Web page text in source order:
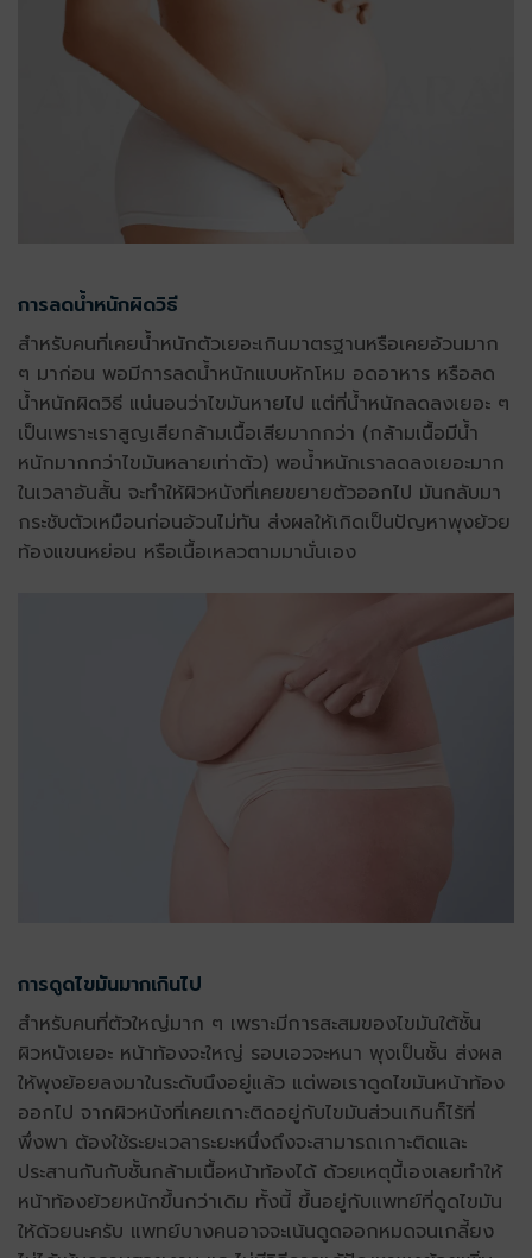
การลดน้ำหนักผิดวิธี
สำหรับคนที่เคยน้ำหนักตัวเยอะเกินมาตรฐานหรือเคยอ้วนมาก
ๆ มาก่อน พอมีการลดน้ำหนักแบบหักโหม อดอาหาร หรือลด
น้ำหนักผิดวิธี แน่นอนว่าไขมันหายไป แต่ที่น้ำหนักลดลงเยอะ ๆ
เป็นเพราะเราสูญเสียกล้ามเนื้อเสียมากกว่า (กล้ามเนื้อมีน้ำ
หนักมากกว่าไขมันหลายเท่าตัว) พอน้ำหนักเราลดลงเยอะมาก
ในเวลาอันสั้น จะทำให้ผิวหนังที่เคยขยายตัวออกไป มันกลับมา
กระชับตัวเหมือนก่อนอ้วนไม่ทัน ส่งผลให้เกิดเป็นปัญหาพุงย้วย
ท้องแขนหย่อน หรือเนื้อเหลวตามมานั่นเอง
การดูดไขมันมากเกินไป
สำหรับคนที่ตัวใหญ่มาก ๆ เพราะมีการสะสมของไขมันใต้ชั้น
ผิวหนังเยอะ หน้าท้องจะใหญ่ รอบเอวจะหนา พุงเป็นชั้น ส่งผล
ให้พุงย้อยลงมาในระดับนึงอยู่แล้ว แต่พอเราดูดไขมันหน้าท้อง
ออกไป จากผิวหนังที่เคยเกาะติดอยู่กับไขมันส่วนเกินก็ไร้ที่
พึ่งพา ต้องใช้ระยะเวลาระยะหนึ่งถึงจะสามารถเกาะติดและ
ประสานกันกับชั้นกล้ามเนื้อหน้าท้องได้ ด้วยเหตุนี้เองเลยทำให้
หน้าท้องย้วยหนักขึ้นกว่าเดิม ทั้งนี้ ขึ้นอยู่กับแพทย์ที่ดูดไขมัน
ให้ด้วยนะครับ แพทย์บางคนอาจจะเน้นดูดออกหมดจนเกลี้ยง